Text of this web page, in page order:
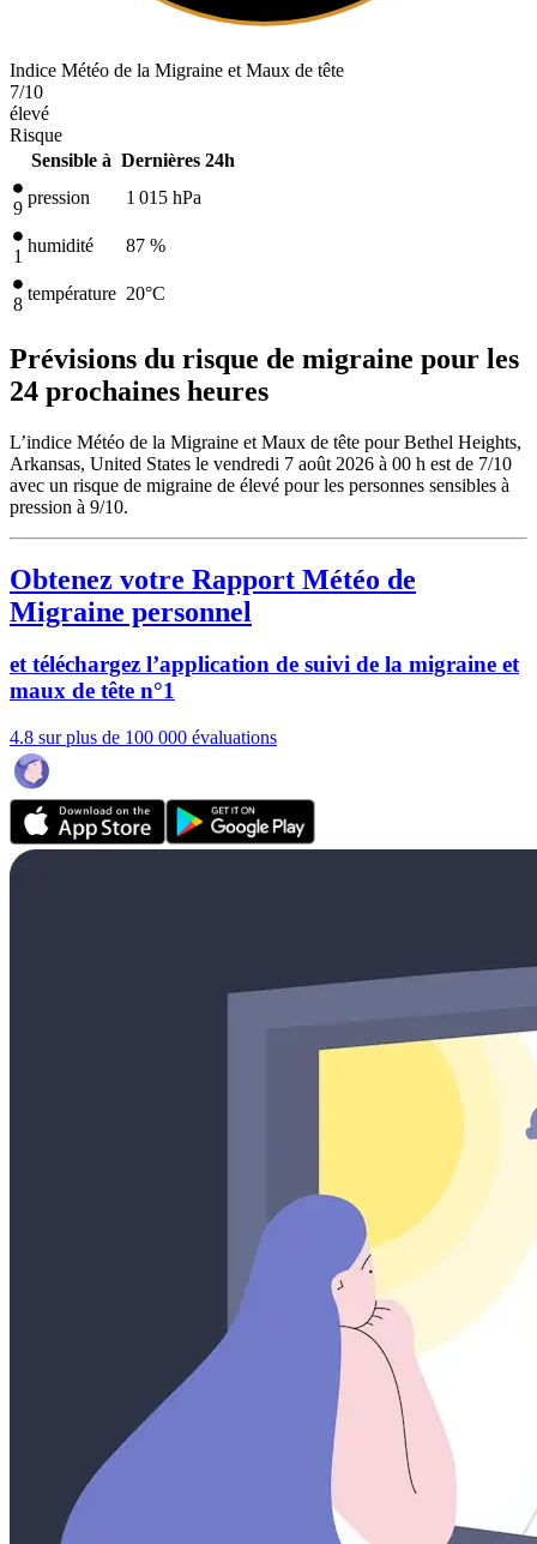
Indice Météo de la Migraine et Maux de tête
7/10
élevé
Risque
Sensible à Dernières 24h
9
pression 1 015 hPa
1
humidité 87 %
8
température 20°C
Prévisions du risque de migraine pour les
24 prochaines heures
L’indice Météo de la Migraine et Maux de tête pour Bethel Heights,
Arkansas, United States le vendredi 7 août 2026 à 00 h est de 7/10
avec un risque de migraine de élevé pour les personnes sensibles à
pression à 9/10.
Obtenez votre Rapport Météo de
Migraine personnel
et téléchargez l’application de suivi de la migraine et
maux de tête n°1
4.8 sur plus de 100 000 évaluations